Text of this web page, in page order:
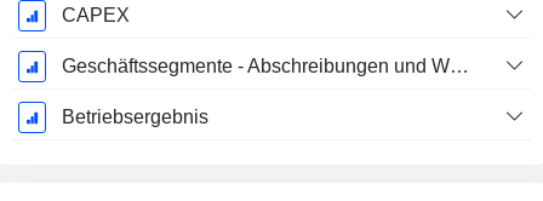
CAPEX
Geschäftssegmente - Abschreibungen und Wertminderungen
Betriebsergebnis